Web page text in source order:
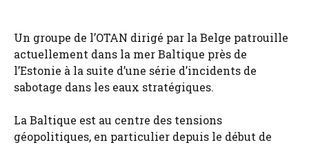
Un groupe de l’OTAN dirigé par la Belge patrouille
actuellement dans la mer Baltique près de
l’Estonie à la suite d’une série d’incidents de
sabotage dans les eaux stratégiques.
La Baltique est au centre des tensions
géopolitiques, en particulier depuis le début de